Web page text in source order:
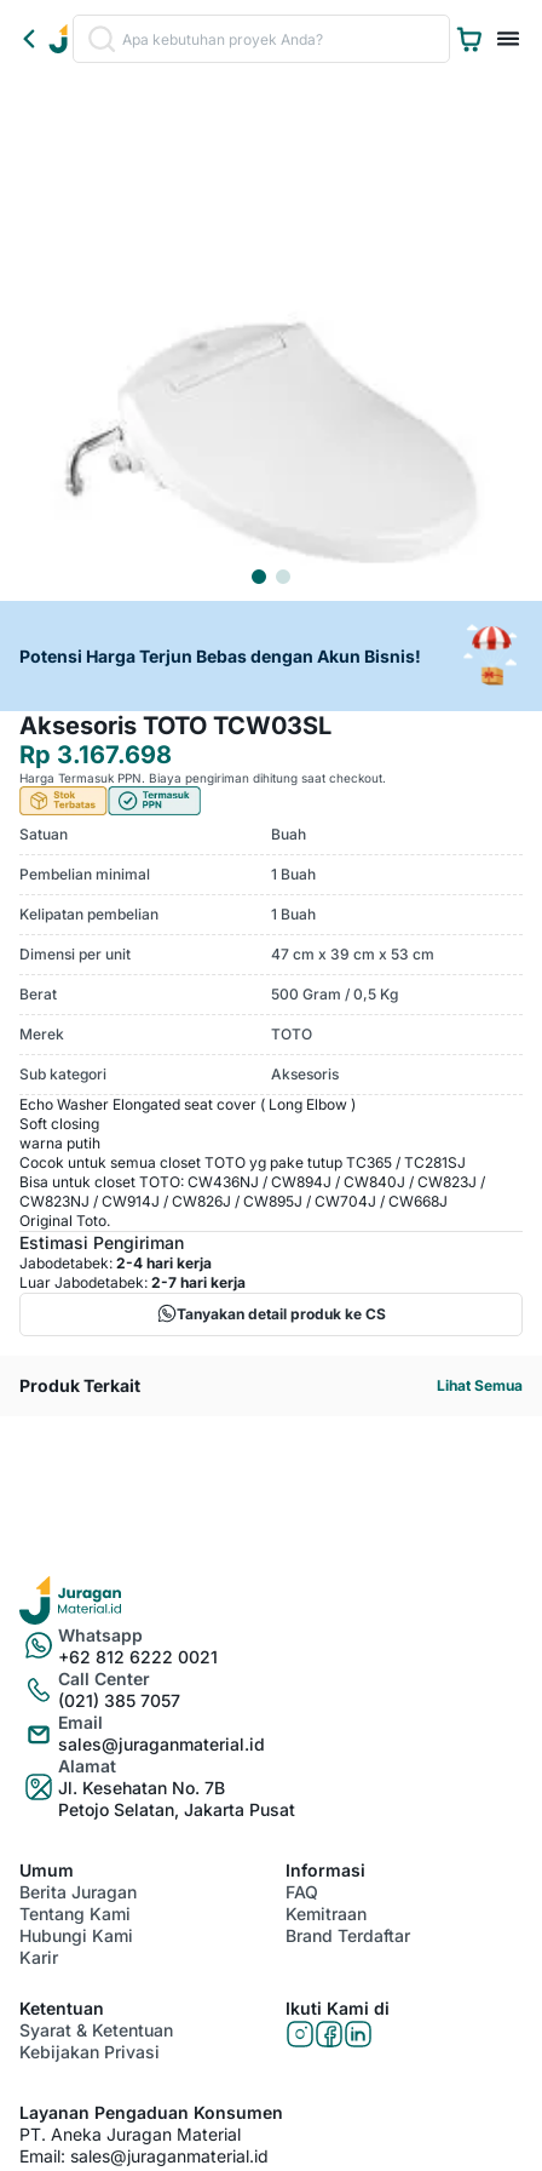
Potensi Harga Terjun Bebas dengan Akun Bisnis!
Aksesoris TOTO TCW03SL
Rp 3.167.698
Harga Termasuk PPN. Biaya pengiriman dihitung saat checkout.
Satuan Buah
Pembelian minimal 1 Buah
Kelipatan pembelian 1 Buah
Dimensi per unit 47 cm x 39 cm x 53 cm
Berat 500 Gram / 0,5 Kg
Merek TOTO
Sub kategori
Aksesoris
Echo Washer Elongated seat cover ( Long Elbow )
Soft closing
warna putih
Cocok untuk semua closet TOTO yg pake tutup TC365 / TC281SJ
Bisa untuk closet TOTO: CW436NJ / CW894J / CW840J / CW823J /
CW823NJ / CW914J / CW826J / CW895J / CW704J / CW668J
Original Toto.
Estimasi Pengiriman
Jabodetabek: 2-4 hari kerja
Luar Jabodetabek: 2-7 hari kerja
Tanyakan detail produk ke CS
Produk Terkait Lihat Semua
Whatsapp
+62 812 6222 0021
Call Center
(021) 385 7057
Email
sales@juraganmaterial.id
Alamat
Jl. Kesehatan No. 7B
Petojo Selatan, Jakarta Pusat
Umum
Berita Juragan
Tentang Kami
Hubungi Kami
Karir
Informasi
FAQ
Kemitraan
Brand Terdaftar
Ketentuan
Syarat & Ketentuan
Kebijakan Privasi
Ikuti Kami di
Layanan Pengaduan Konsumen
PT. Aneka Juragan Material
Email: sales@juraganmaterial.id